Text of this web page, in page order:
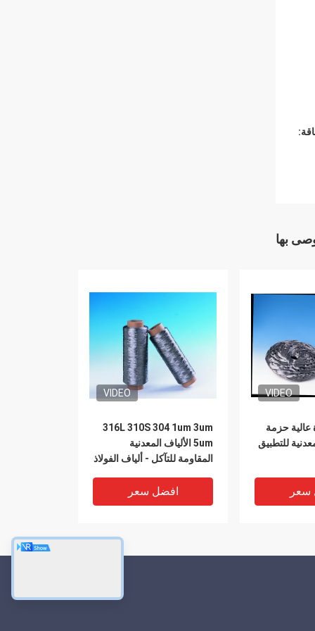
بها
VIDEO
316L 310S 304 1um 3um
5um الألياف المعدنية
المقاومة للتآكل - ألياف الفولاذ
للتطبيقات الصناعية
افضل سعر
VIDEO
عالية حزمة
للتطبيق
سعر